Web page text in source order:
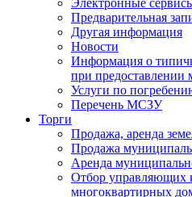
Электронные
Предварительная
Другая информация
Новости
Информация о
при предоставлении
Услуги по
Перечень МСЗУ
Торги
Продажа, аренда
Продажа
Аренда
Отбор управляющих
многоквартирных